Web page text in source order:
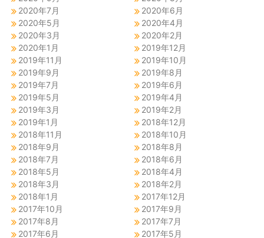
2020年7月
2020年6月
2020年5月
2020年4月
2020年3月
2020年2月
2020年1月
2019年12月
2019年11月
2019年10月
2019年9月
2019年8月
2019年7月
2019年6月
2019年5月
2019年4月
2019年3月
2019年2月
2019年1月
2018年12月
2018年11月
2018年10月
2018年9月
2018年8月
2018年7月
2018年6月
2018年5月
2018年4月
2018年3月
2018年2月
2018年1月
2017年12月
2017年10月
2017年9月
2017年8月
2017年7月
2017年6月
2017年5月